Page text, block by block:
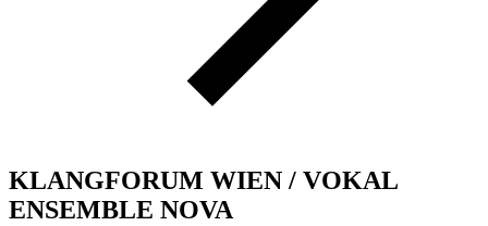
KLANGFORUM WIEN / VOKAL
ENSEMBLE NOVA